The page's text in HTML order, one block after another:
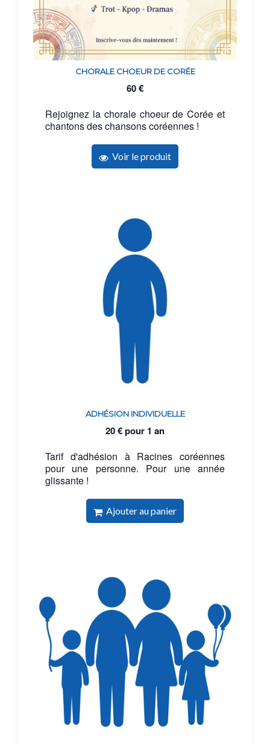
CHORALE CHOEUR DE CORÉE
60€
Rejoignez la chorale choeur de Corée et
chantons des chansons coréennes !
Voir le produit
ADHÉSION INDIVIDUELLE
20€pour 1 an
Tarif d'adhésion à Racines coréennes
pour une personne. Pour une année
glissante !
Ajouter au panier